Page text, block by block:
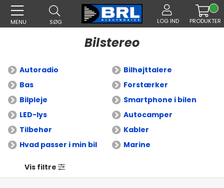
MENU SØG LOG IND PRODUKTER
Bilstereo
Autoradio
Bilhøjttalere
Bas
Forstærker
Bilpleje
Smartphone i bilen
LED-lys
Autocamper
Tilbehør
Kabler
Hvad passer i min bil
Marine
Vis filtre